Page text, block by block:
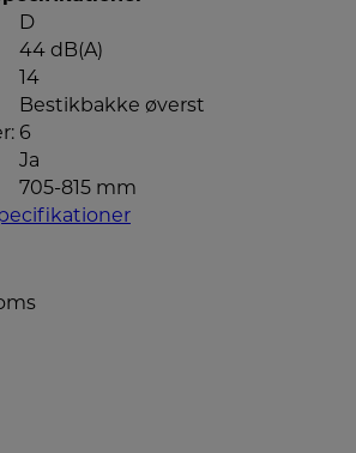
D
44 dB(A)
14
Bestikbakke øverst
6
Ja
705-815 mm